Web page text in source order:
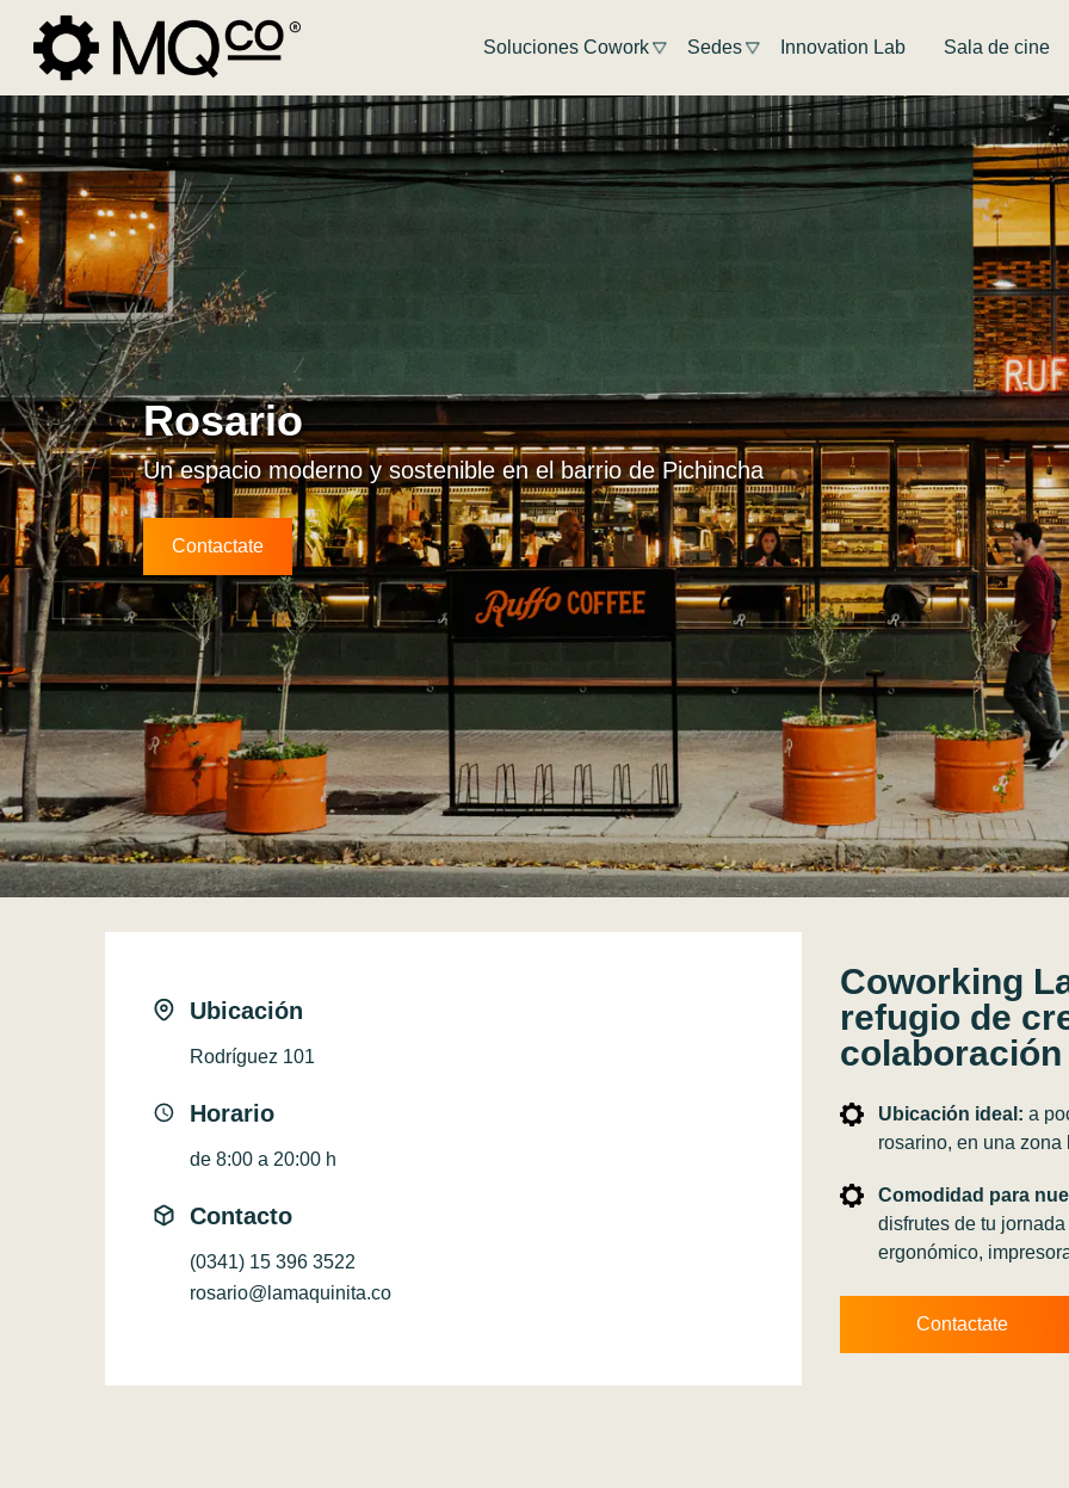
Soluciones Cowork Sedes Innovation Lab Sala de cine
Rosario
Un espacio moderno y sostenible en el barrio de Pichincha
Contactate
Ubicación
Rodríguez 101
Horario
de 8:00 a 20:00 h
Contacto
(0341) 15 396 3522
rosario@lamaquinita.co
Coworking
refugio de
colaboración
Ubicación ideal: a
rosarino, en una
Comodidad para
disfrutes de tu
ergonómico,
Contactate